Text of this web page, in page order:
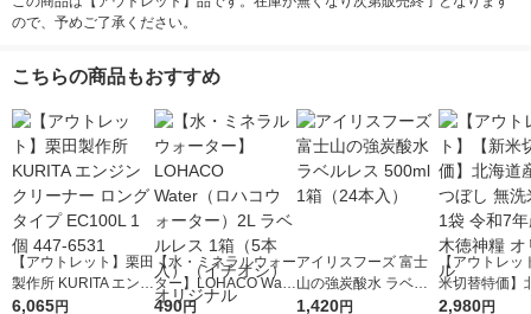
ので、予めご了承ください。
こちらの商品もおすすめ
【アウトレット】栗田
製作所 KURITA エンジ
ンクリーナー ロング
6,065円
【水・ミネラルウォー
ター】LOHACO Wate
r（ロハコウォータ
490円
アイリスフーズ 富士
山の強炭酸水 ラベル
レス 500ml 1箱（24
1,420円
【アウトレッ
米切替特価】
ななつぼし 無
2,980円